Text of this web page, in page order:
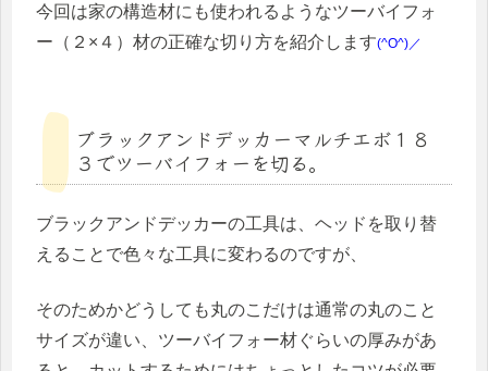
今回は家の構造材にも使われるようなツーバイフォ
ー（２×４）材の正確な切り方を紹介します(^O^)／
ブラックアンドデッカーマルチエボ１８
３でツーバイフォーを切る。
ブラックアンドデッカーの工具は、ヘッドを取り替
えることで色々な工具に変わるのですが、
そのためかどうしても丸のこだけは通常の丸のこと
サイズが違い、ツーバイフォー材ぐらいの厚みがあ